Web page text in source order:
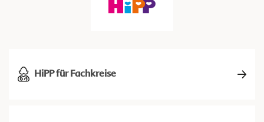
HiPP für Fachkreise